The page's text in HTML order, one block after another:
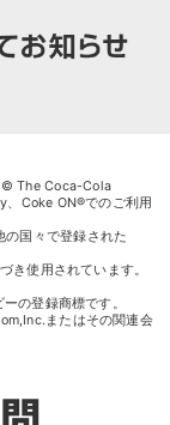
© The Coca-Cola
、Coke ON®でのご利用
国々で登録された
き使用されています。
の登録商標です。
またはその関連会